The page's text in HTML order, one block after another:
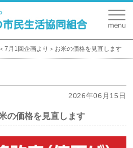
＜7月1回企画より＞お米の価格を見直します
2026年06月15日
の価格を見直します